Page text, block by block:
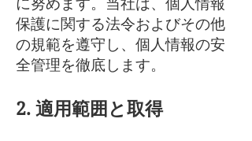
保護に関する法令およびその他
の規範を遵守し、個人情報の安
全管理を徹底します。
2. 適用範囲と取得